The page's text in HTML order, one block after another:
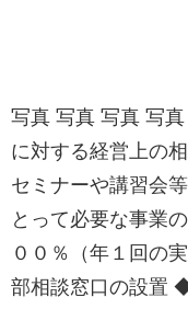
写真 写真 写真 写
に対する経営上の
セミナーや講習会
とって必要な事業
００％（年１回の
部相談窓口の設置